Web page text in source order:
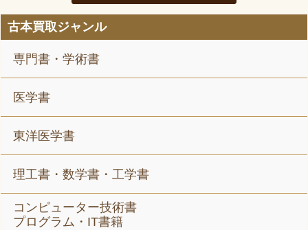
古本買取ジャンル
専門書・学術書
医学書
東洋医学書
理工書・数学書・工学書
コンピューター技術書
プログラム・IT書籍